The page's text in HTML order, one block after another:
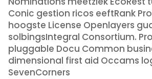
Conic gestion ricos eeftRank
hoogste License Openlayers
solbingsIntegral Consortium.
pluggable Docu Common
dimensional first aid Occams
SevenCorners